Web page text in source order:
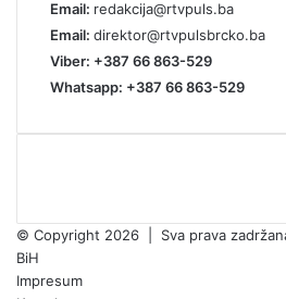
Email: redakcija@rtvpuls.ba
Email: direktor@rtvpulsbrcko.ba
Viber: +387 66 863-529
Whatsapp: +387 66 863-529
© Copyright 2026 | Sva prava
BiH
Impresum